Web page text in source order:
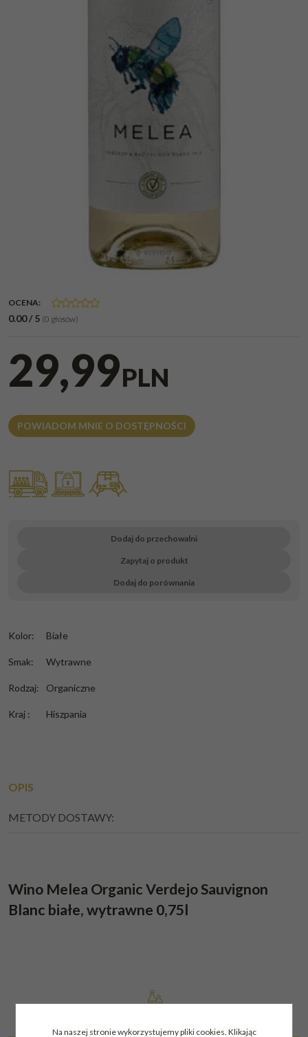
OCENA:
0.00/5 (0 głosów)
29,99PLN
POWIADOM MNIE O DOSTĘPNOŚCI
Dodaj do przechowalni
Zapytaj o produkt
Dodaj do porównania
Kolor: Białe
Smak: Wytrawne
Rodzaj: Organiczne
Kraj : Hiszpania
OPIS
METODY DOSTAWY:
Wino Melea Organic Verdejo Sauvignon
Blanc białe, wytrawne 0,75l
Na naszej stronie wykorzystujemy pliki cookies. Klikając